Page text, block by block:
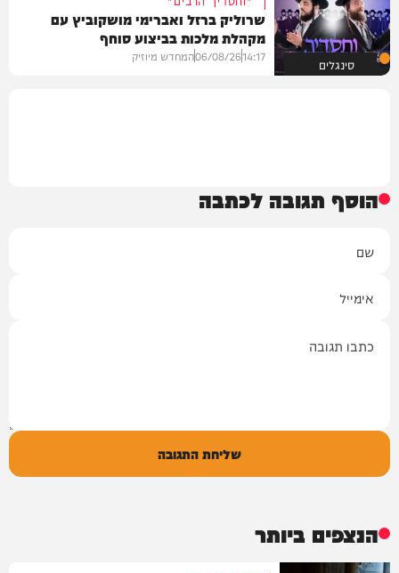
סינגלים
שרוליק ברזל ואברימי מושקוביץ עם
מקהלת מלכות בביצוע סוחף
14:17
06/08/26המחדש מיוזיק
הוסף תגובה לכתבה
שליחת התגובה
הנצפים ביותר